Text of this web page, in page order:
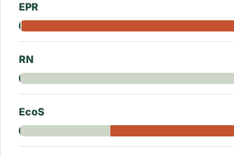
EPR
RN
EcoS